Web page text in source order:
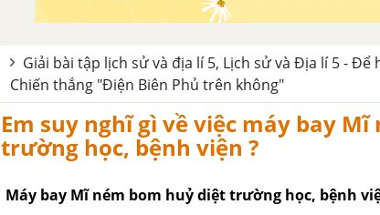
Giải bài tập lịch sử và địa lí 5, Lịch sử và Địa lí 5 -
Chiến thắng "Điện Biên Phủ trên không"
Em suy nghĩ gì về việc máy bay
trường học, bệnh viện ?
Máy bay Mĩ ném bom huỷ diệt trường học, bệnh